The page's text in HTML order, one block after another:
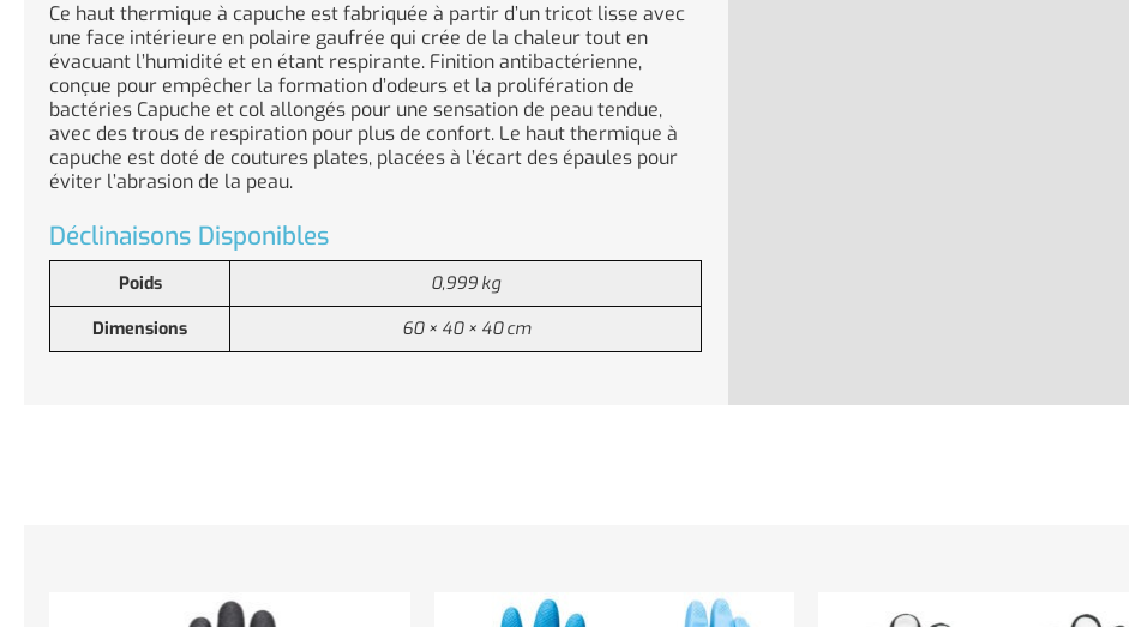
Ce haut thermique à capuche est fabriquée à partir d’un tricot lisse avec
une face intérieure en polaire gaufrée qui crée de la chaleur tout en
évacuant l’humidité et en étant respirante. Finition antibactérienne,
conçue pour empêcher la formation d’odeurs et la prolifération de
bactéries Capuche et col allongés pour une sensation de peau tendue,
avec des trous de respiration pour plus de confort. Le haut thermique à
capuche est doté de coutures plates, placées à l’écart des épaules pour
éviter l’abrasion de la peau.
Déclinaisons Disponibles
Poids
0,999 kg
Dimensions
60 × 40 × 40 cm